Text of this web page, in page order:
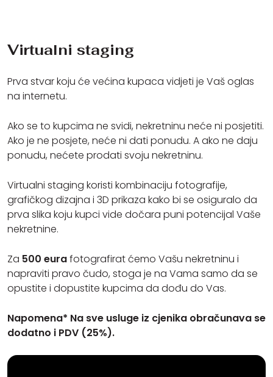
Virtualni staging
Prva stvar koju će većina kupaca vidjeti je Vaš oglas
na internetu.
Ako se to kupcima ne svidi, nekretninu neće ni posjetiti.
Ako je ne posjete, neće ni dati ponudu. A ako ne daju
ponudu, nećete prodati svoju nekretninu.
Virtualni staging koristi kombinaciju fotografije,
grafičkog dizajna i 3D prikaza kako bi se osiguralo da
prva slika koju kupci vide dočara puni potencijal Vaše
nekretnine.
Za 500 eurafotografirat ćemo Vašu nekretninu i
napraviti pravo čudo, stoga je na Vama samo da se
opustite i dopustite kupcima da dođu do Vas.
Napomena* Na sve usluge iz cjenika obračunava se
dodatno i PDV (25%).